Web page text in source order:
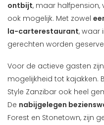
ontbijt, maar halfpension,
ook mogelijk. Met zowel
la-carterestaurant, waar
gerechten worden
Voor de actieve gasten
mogelijkheid tot kajakken.
Style Zanzibar ook heel
De nabijgelegen
Forest en Stonetown, zijn